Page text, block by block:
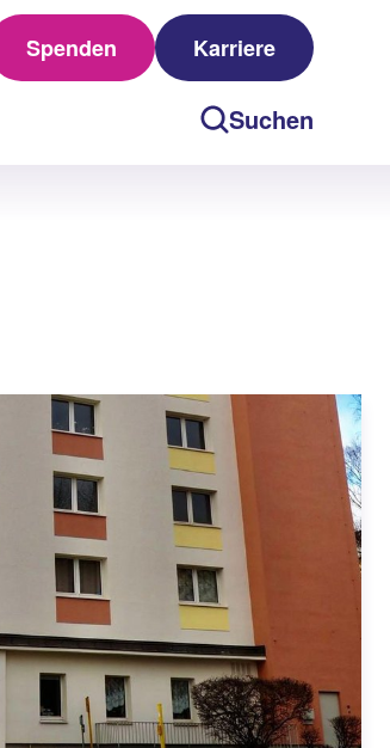
Suchen
Spenden Karriere